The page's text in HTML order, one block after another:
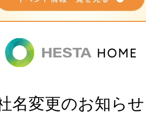
名変更のお知らせ